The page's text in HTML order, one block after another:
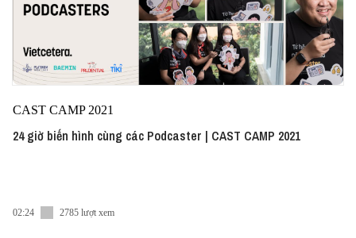
CAST CAMP 2021
24 giờ biến hình cùng các Podcaster | CAST CAMP 2021
02:24 2785 lượt xem